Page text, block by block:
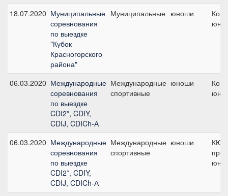
18.07.2020 Муниципальные
соревнования
по выездке
"Кубок
Красногорского
района"
Муниципальные юноши
06.03.2020 Международные
соревнования
по выездке
CDI2*, CDIY,
CDIJ, CDICh-А
Международные
спортивные
юноши
06.03.2020 Международные
соревнования
по выездке
CDI2*, CDIY,
CDIJ, CDICh-А
Международные
спортивные
юноши
КЮР